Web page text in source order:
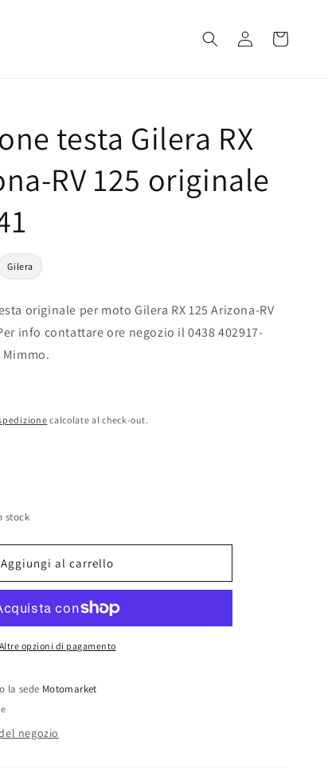
Accedi Carrello
testa Gilera RX
RV 125 originale
Gilera
originale per moto Gilera RX 125 Arizona-RV
info contattare ore negozio il 0438 402917-
Mimmo.
calcolate al check-out.
stock
Aggiungi al carrello
Altre opzioni di pagamento
la sede Motomarket
negozio